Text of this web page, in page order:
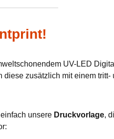
UV-LED
zusätzlich mit einem tritt-
einfach unsere Druckvorlage,